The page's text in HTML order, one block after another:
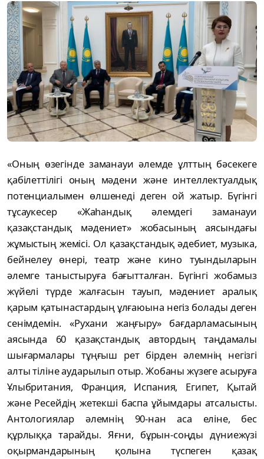
«Оның өзегінде заманауи әлемде ұлттың бәсекеге
қабілеттілігі оның мәдени және интеллектуалдық
потенциалымен өлшенеді деген ой жатыр. Бүгінгі
тұсаукесер «Жаһандық әлемдегі заманауи
қазақстандық мәдениет» жобасының аясындағы
жұмыстың жемісі. Ол қазақстандық әдебиет, музыка,
бейнелеу өнері, театр және кино туындыларын
әлемге таныстыруға бағытталған. Бүгінгі жобамыз
жүйелі түрде жалғасын тауып, мәдениет аралық
қарым қатынастардың ұлғаюына негіз болады деген
сенімдемін. «Рухани жаңғыру» бағдарламасының
аясында 60 қазақстандық автордың таңдамалы
шығармалары тұңғыш рет бірден әлемнің негізгі
алты тіліне аударылып отыр. Жобаны жүзеге асыруға
Ұлыбритания, Франция, Испания, Египет, Қытай
және Ресейдің жетекші баспа ұйымдары атсалысты.
Антологиялар әлемнің 90-нан аса еліне, бес
құрлыққа тарайды. Яғни, бұрын-соңды дүниежүзі
оқырмандарының қолына түспеген қазақ